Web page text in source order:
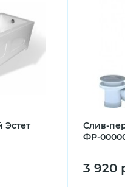
Эстет
Слив-
ФР-
3 920